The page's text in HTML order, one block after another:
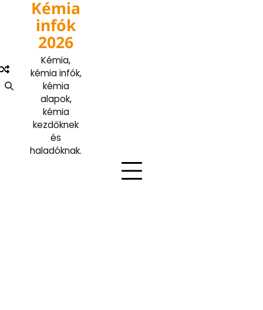
Kémia
infók
2026
Kémia,
kémia infók,
kémia
alapok,
kémia
kezdőknek
és
haladóknak.